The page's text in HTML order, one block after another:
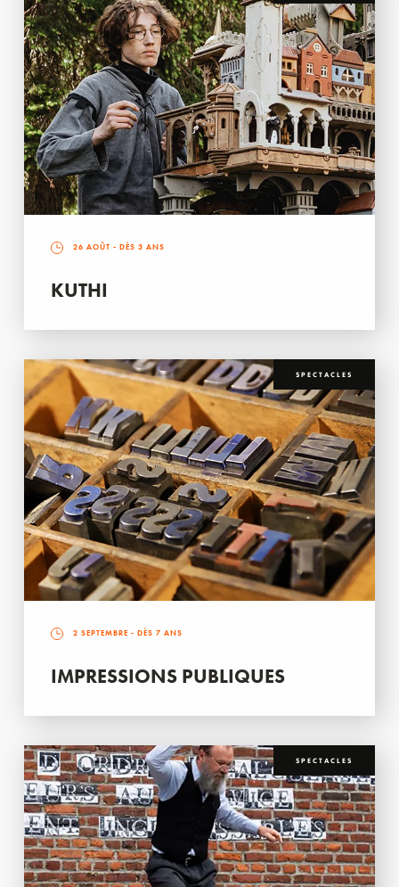
26 AOÛT - DÈS 3 ANS
KUTHI
SPECTACLES
2 SEPTEMBRE - DÈS 7 ANS
IMPRESSIONS PUBLIQUES
SPECTACLES